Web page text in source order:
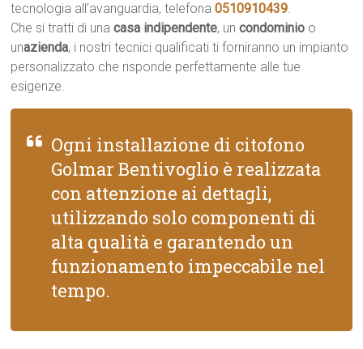
tecnologia all’avanguardia, telefona0510910439.
Che si tratti di unacasa indipendente, uncondominio o
unazienda, i nostri tecnici qualificati ti forniranno un impianto
personalizzato che risponde perfettamente alle tue
esigenze.
Ogni installazione di citofono
Golmar Bentivoglio è realizzata
con attenzione ai dettagli,
utilizzando solo componenti di
alta qualità e garantendo un
funzionamento impeccabile nel
tempo.